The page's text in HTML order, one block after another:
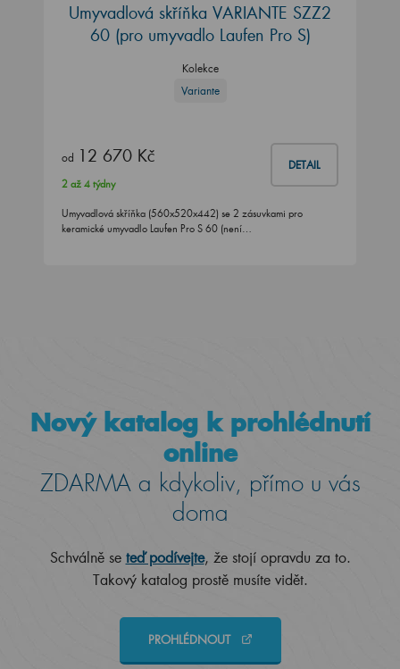
Umyvadlová skříňka VARIANTE SZZ2
60 (pro umyvadlo Laufen Pro S)
Kolekce
Variante
od 12 670 Kč DETAIL
2 až 4 týdny
Umyvadlová skříňka (560x520x442) se 2 zásuvkami pro
keramické umyvadlo Laufen Pro S 60 (není…
Nový katalog k prohlédnutí
online
ZDARMA a kdykoliv, přímo u vás
doma
Schválně se teď podívejte, že stojí opravdu za to.
Takový katalog prostě musíte vidět.
PROHLÉDNOUT